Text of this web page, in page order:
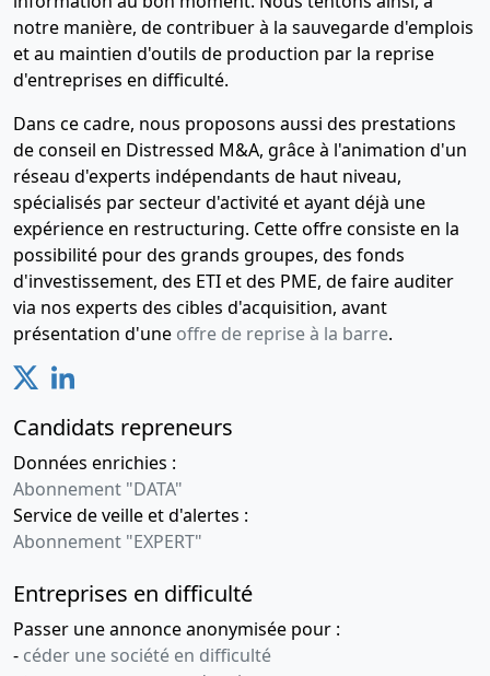
notre manière, de contribuer à la sauvegarde d'emplois
et au maintien d'outils de production par la reprise
d'entreprises en difficulté.
Dans ce cadre, nous proposons aussi des prestations
de conseil en Distressed M&A, grâce à l'animation d'un
réseau d'experts indépendants de haut niveau,
spécialisés par secteur d'activité et ayant déjà une
expérience en restructuring. Cette offre consiste en la
possibilité pour des grands groupes, des fonds
d'investissement, des ETI et des PME, de faire auditer
via nos experts des cibles d'acquisition, avant
présentation d'une offre de reprise à la barre.
Candidats repreneurs
Données enrichies :
Abonnement "DATA"
Service de veille et d'alertes :
Abonnement "EXPERT"
Entreprises en difficulté
Passer une annonce anonymisée pour :
- céder une société en difficulté